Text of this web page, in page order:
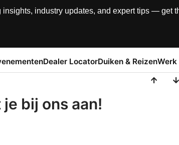
industry updates, and expert tips — get
Dealer LocatorDuiken & ReizenWerk
bij ons aan!